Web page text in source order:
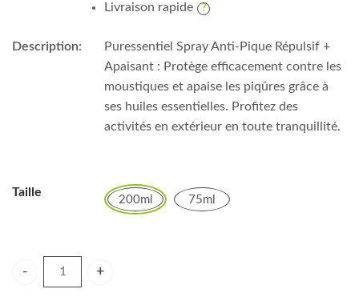
Livraison rapide
Description:
Puressentiel Spray Anti-Pique Répulsif +
Apaisant : Protège efficacement contre les
moustiques et apaise les piqûres grâce à
ses huiles essentielles. Profitez des
activités en extérieur en toute tranquillité.
Taille
200ml 75ml